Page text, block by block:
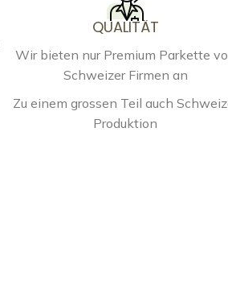
QUALITÄT
Wir bieten nur Premium Parkette
Schweizer Firmen an
Zu einem grossen Teil auch
Produktion